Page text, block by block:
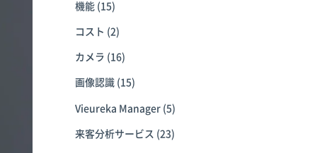
機能 (15)
コスト (2)
カメラ (16)
画像認識 (15)
Vieureka Manager (5)
来客分析サービス (23)